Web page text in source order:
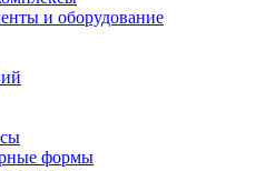
и оборудование
формы